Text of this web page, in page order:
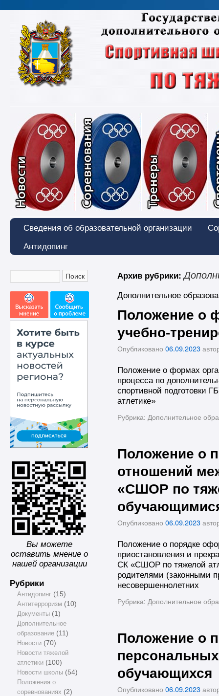
Новости Соревнования
Сведения об образовательной организации
Антидопинг
Вы можете
оставить мнение о
нашей организации
Рубрики
Антидопинг(15)
Антитерроризм (10)
Документы(1)
Дополнительное
образование(11)
Новости(70)
Новости тяжелой
атлетики(100)
Новости школы(54)
Положения о
соревнованиях (2)
Архив рубрики:
Дополнительное
Положение о
учебно-
Опубликовано 06.09.2023
Положение о формах
процесса по
спортивной подготовки
атлетике»
Рубрика: Дополнительное
Положение о
отношений
«СШОР по
Опубликовано 06.09.2023
Положение о порядке
приостановления и
СК «СШОР по тяжелой
родителями (законными
несовершеннолетних
Рубрика: Дополнительное
Положение о
обучающихся
Опубликовано 06.09.2023